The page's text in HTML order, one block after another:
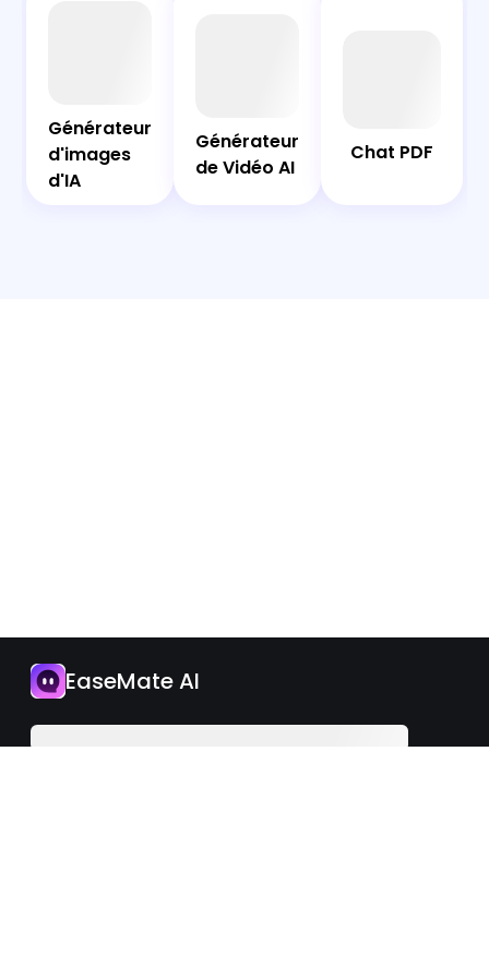
Mettre à jour
Générateur
d'images
d'IA
Générateur
de Vidéo AI
Chat PDF
Générateur
d'images
d'IA
Générateur
de Vidéo AI
EaseMate AI